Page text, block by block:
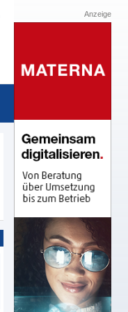
Anzeige